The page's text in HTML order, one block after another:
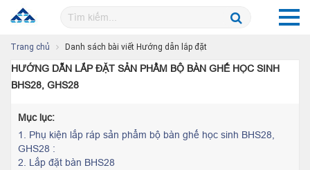
Trang chủ Danh sách bài viết Hướng dẫn lắp đặt
HƯỚNG DẪN LẮP ĐẶT SẢN PHẨM BỘ BÀN GHẾ HỌC SINH
BHS28, GHS28
Mục lục:
1.
Phụ kiện lắp ráp sản phẩm bộ bàn ghế học sinh BHS28,
GHS28 :
2.
Lắp đặt bàn BHS28